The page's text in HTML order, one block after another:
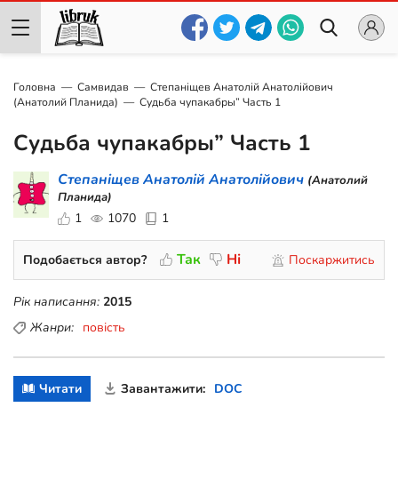
Головна Самвидав
Степаніщев Анатолій Анатолійович
(Анатолий Планида)
Судьба чупакабры” Часть 1
Судьба чупакабры” Часть 1
Степаніщев Анатолій Анатолійович (Анатолий
Планида)
1 1070 1
Подобається автор? Так Ні Поскаржитись
Рік написання: 2015
Жанри: повість
Читати Завантажити: DOC